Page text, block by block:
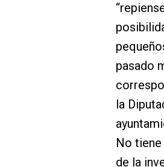
pasado
la
No
de la